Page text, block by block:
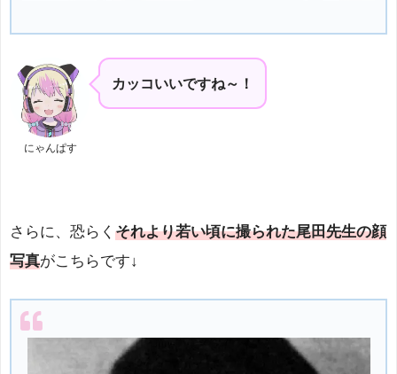
にゃんぱす
カッコいいですね～！
さらに、恐らく それより若い頃に撮られた尾田先生の顔
写真がこちらです↓